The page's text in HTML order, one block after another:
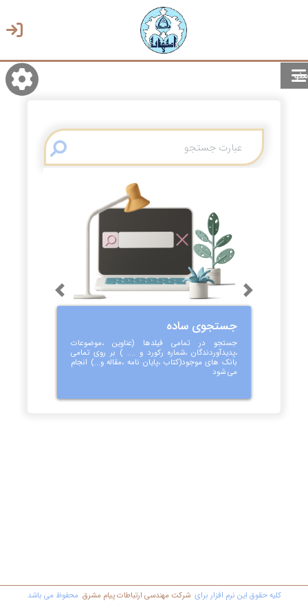
منو
انتخاب زبان
جستجوی ساده
جستجو در تمامی فیلدها (عناوین ،موضوعات
،پدیدآوردندگان ،شماره رکورد و .... ) بر روی تمامی
بانک های موجود(کتاب ،پایان نامه ،مقاله و...) انجام
می شود
Previous Next
کليه حقوق اين نرم افزار برای شرکت مهندسي ارتباطات پیام مشرق محفوظ مي باشد